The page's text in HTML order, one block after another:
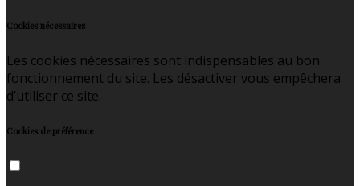
Cookies nécessaires
Les cookies nécessaires sont indispensables au bon
fonctionnement du site. Les désactiver vous empêchera
d’utiliser ce site.
Cookies de préférence